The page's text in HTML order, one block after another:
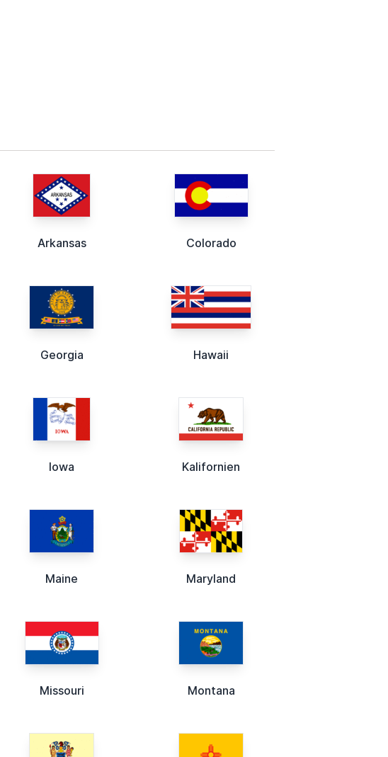
Arkansas Colorado
Georgia Hawaii
Iowa Kalifornien
Maine Maryland
Missouri Montana